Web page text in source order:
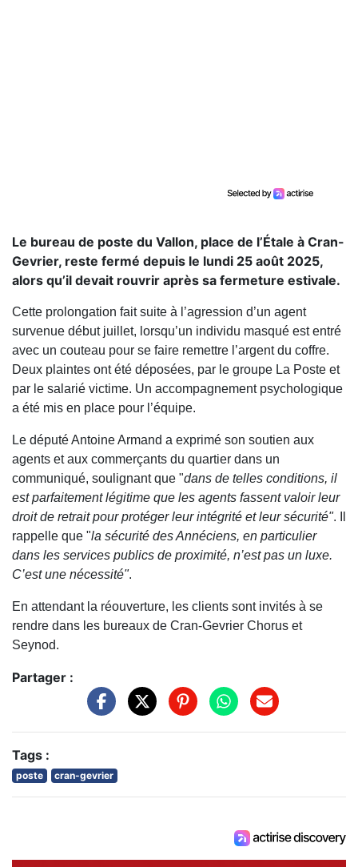
Le bureau de poste du Vallon, place de l’Étale à Cran-
Gevrier, reste fermé depuis le lundi 25 août 2025,
alors qu’il devait rouvrir après sa fermeture estivale.
Cette prolongation fait suite à l’agression d’un agent
survenue début juillet, lorsqu’un individu masqué est entré
avec un couteau pour se faire remettre l’argent du coffre.
Deux plaintes ont été déposées, par le groupe La Poste et
par le salarié victime. Un accompagnement psychologique
a été mis en place pour l’équipe.
Le député Antoine Armand a exprimé son soutien aux
agents et aux commerçants du quartier dans un
communiqué, soulignant que "dans de telles conditions, il
est parfaitement légitime que les agents fassent valoir leur
droit de retrait pour protéger leur intégrité et leur sécurité". Il
rappelle que "la sécurité des Annéciens, en particulier
dans les services publics de proximité, n’est pas un luxe.
C’est une nécessité".
En attendant la réouverture, les clients sont invités à se
rendre dans les bureaux de Cran-Gevrier Chorus et
Seynod.
Partager :
Tags :
poste cran-gevrier